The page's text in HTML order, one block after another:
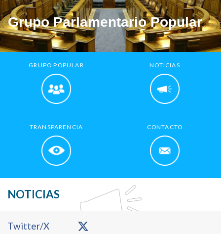
Grupo Parlamentario Popular
GRUPO POPULAR NOTICIAS
TRANSPARENCIA CONTACTO
NOTICIAS
Primary
Twitter/X